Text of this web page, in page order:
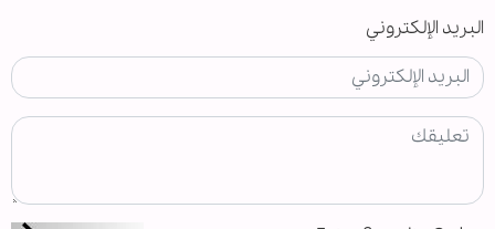
البريد الإلكتروني